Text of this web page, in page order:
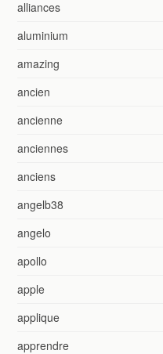
alliances
aluminium
amazing
ancien
ancienne
anciennes
anciens
angelb38
angelo
apollo
apple
applique
apprendre